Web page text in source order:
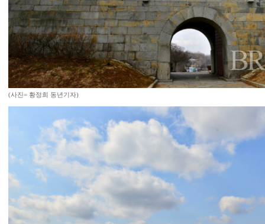
(사진= 황정희 동년기자)